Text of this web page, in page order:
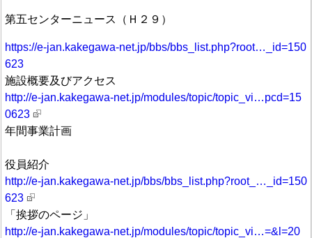
第五センターニュース（Ｈ２９）
https://e-jan.kakegawa-net.jp/bbs/bbs_list.php?root…_id=150
623
施設概要及びアクセス
http://e-jan.kakegawa-net.jp/modules/topic/topic_vi…pcd=15
0623
年間事業計画
役員紹介
http://e-jan.kakegawa-net.jp/bbs/bbs_list.php?root_…_id=150
623
「挨拶のページ」
http://e-jan.kakegawa-net.jp/modules/topic/topic_vi…=&l=20